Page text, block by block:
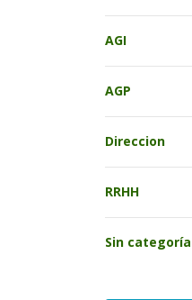
AGI
AGP
Direccion
RRHH
Sin categoría